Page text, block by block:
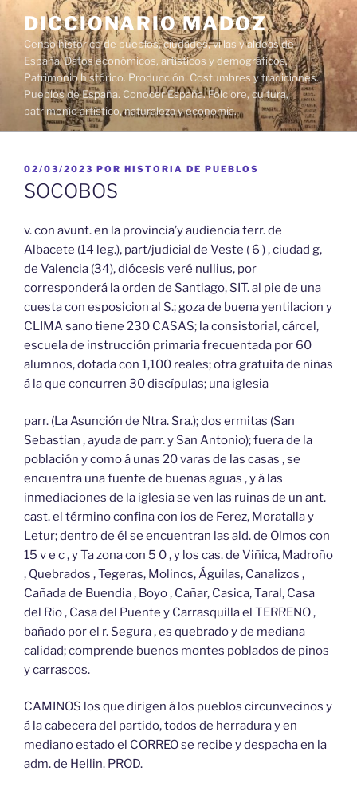
contenido
DICCIONARIO MADOZ
Censo histórico de pueblos, ciudades, villas y aldeas de
España. Datos económicos, artísticos y demográficos.
Patrimonio histórico. Producción. Costumbres y tradiciones.
Pueblos de España. Conocer España. Folclore, cultura,
patrimonio artístico, naturaleza y economía.
PUBLICADO
EL
02/03/2023 POR HISTORIA DE PUEBLOS
SOCOBOS
v. con avunt. en la provincia’y audiencia terr. de
Albacete (14 leg.), part/judicial de Veste ( 6 ) , ciudad g,
de Valencia (34), diócesis veré nullius, por
corresponderá la orden de Santiago, SIT. al pie de una
cuesta con esposicion al S.; goza de buena yentilacion y
CLIMA sano tiene 230 CASAS; la consistorial, cárcel,
escuela de instrucción primaria frecuentada por 60
alumnos, dotada con 1,100 reales; otra gratuita de niñas
á la que concurren 30 discípulas; una iglesia
parr. (La Asunción de Ntra. Sra.); dos ermitas (San
Sebastian , ayuda de parr. y San Antonio); fuera de la
población y como á unas 20 varas de las casas , se
encuentra una fuente de buenas aguas , y á las
inmediaciones de la iglesia se ven las ruinas de un ant.
cast. el término confina con ios de Ferez, Moratalla y
Letur; dentro de él se encuentran las ald. de Olmos con
15 v e c , y Ta zona con 5 0 , y los cas. de Viñica, Madroño
, Quebrados , Tegeras, Molinos, Águilas, Canalizos ,
Cañada de Buendia , Boyo , Cañar, Casica, Taral, Casa
del Rio , Casa del Puente y Carrasquilla el TERRENO ,
bañado por el r. Segura , es quebrado y de mediana
calidad; comprende buenos montes poblados de pinos
y carrascos.
CAMINOS los que dirigen á los pueblos circunvecinos y
á la cabecera del partido, todos de herradura y en
mediano estado el CORREO se recibe y despacha en la
adm. de Hellin. PROD.